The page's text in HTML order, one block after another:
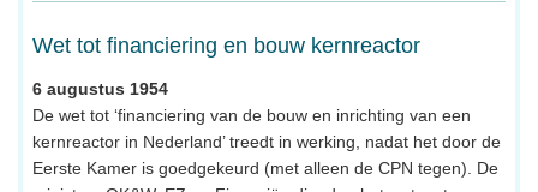
Wet tot financiering en bouw kernreactor
6 augustus 1954
De wet tot ‘financiering van de bouw en inrichting van een
kernreactor in Nederland’ treedt in werking, nadat het door de
Eerste Kamer is goedgekeurd (met alleen de CPN tegen). De